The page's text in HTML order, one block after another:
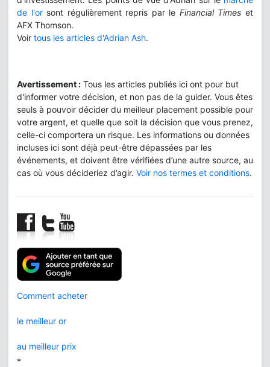
de l'orsont régulièrement repris par le Financial Times et
AFX Thomson.
Voir tous les articles d'Adrian Ash.
Avertissement : Tous les articles publiés ici ont pour but
d'informer votre décision, et non pas de la guider. Vous êtes
seuls à pouvoir décider du meilleur placement possible pour
votre argent, et quelle que soit la décision que vous prenez,
celle-ci comportera un risque. Les informations ou données
incluses ici sont déjà peut-être dépassées par les
événements, et doivent être vérifiées d’une autre source, au
cas où vous décideriez d’agir. Voir nos termes et conditions.
Comment acheter
le meilleur or
au meilleur prix
*